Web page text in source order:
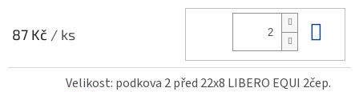
87 Kč / ks
Velikost: podkova 2 před 22x8 LIBERO EQUI 2čep.